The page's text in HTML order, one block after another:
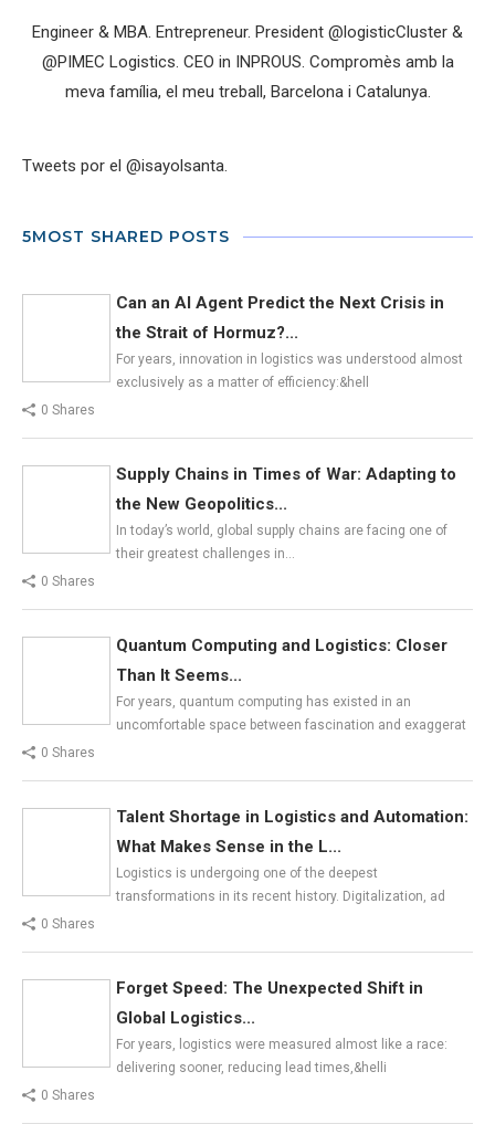
Engineer & MBA. Entrepreneur. President @logisticCluster &
@PIMEC Logistics. CEO in INPROUS. Compromès amb la
meva família, el meu treball, Barcelona i Catalunya.
Tweets por el @isayolsanta.
5MOST SHARED POSTS
Can an AI Agent Predict the Next Crisis in
the Strait of Hormuz?...
For years, innovation in logistics was understood almost
exclusively as a matter of efficiency:&hell
0 Shares
Supply Chains in Times of War: Adapting to
the New Geopolitics...
In today’s world, global supply chains are facing one of
their greatest challenges in…
0 Shares
Quantum Computing and Logistics: Closer
Than It Seems...
For years, quantum computing has existed in an
uncomfortable space between fascination and exaggerat
0 Shares
Talent Shortage in Logistics and Automation:
What Makes Sense in the L...
Logistics is undergoing one of the deepest
transformations in its recent history. Digitalization, ad
0 Shares
Forget Speed: The Unexpected Shift in
Global Logistics...
For years, logistics were measured almost like a race:
delivering sooner, reducing lead times,&helli
0 Shares